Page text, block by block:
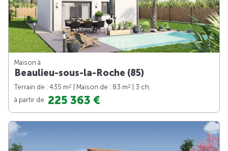
Maison à
Beaulieu-sous-la-Roche (85)
Terrain de : 435 m2 | Maison de : 83 m2
| 3 ch.
à partir de 225 363 €